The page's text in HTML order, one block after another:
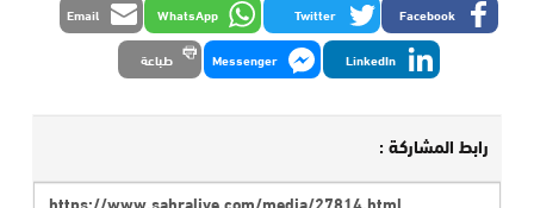
Facebook
Twitter
WhatsApp
Email
LinkedIn
Messenger طباعة
رابط المشاركة :